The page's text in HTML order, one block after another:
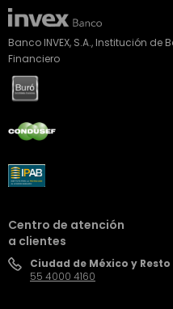
Banco INVEX, S.A., Institución de
Financiero
Centro de atención
a clientes
Ciudad de México y
55 4000 4160